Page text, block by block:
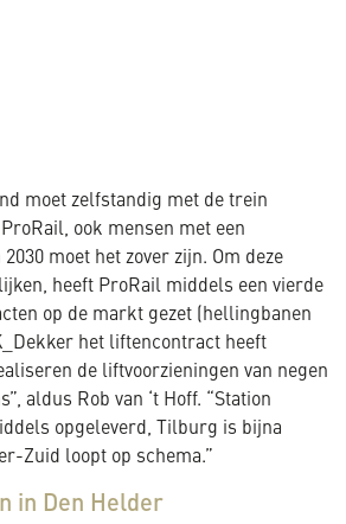
moet zelfstandig met de trein
ook mensen met een
moet het zover zijn. Om deze
heeft ProRail middels een vierde
op de markt gezet (hellingbanen
het liftencontract heeft
de liftvoorzieningen van negen
aldus Rob van ‘t Hoff. “Station
opgeleverd, Tilburg is bijna
Zuid loopt op schema.”
in Den Helder